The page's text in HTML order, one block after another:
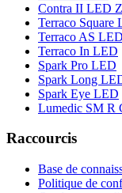
Contra II LED
Terraco Square
Terraco AS LED
Terraco In LED
Spark Pro LED
Spark Long
Spark Eye LED
Lumedic SM R
Raccourcis
Base de
Politique de